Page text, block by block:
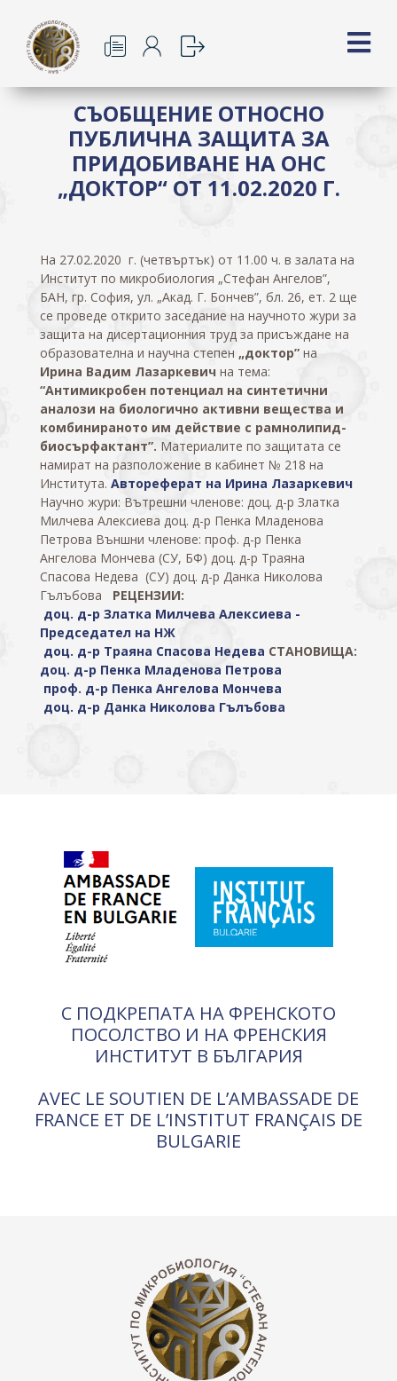
СЪОБЩЕНИЕ ОТНОСНО
ПУБЛИЧНА ЗАЩИТА ЗА
ПРИДОБИВАНЕ НА ОНС
„ДОКТОР“ ОТ 11.02.2020 Г.
На 27.02.2020 г. (четвъртък) от 11.00 ч. в залата на
Институт по микробиология „Стефан Ангелов”,
БАН, гр. София, ул. „Акад. Г. Бончев”, бл. 26, ет. 2 ще
се проведе открито заседание на научното жури за
защита на дисертационния труд за присъждане на
образователна и научна степен „доктор” на
Ирина Вадим Лазаркевич на тема:
“Антимикробен потенциал на синтетични
аналози на биологично активни вещества и
комбинираното им действие с рамнолипид-
биосърфактант”. Материалите по защитата се
намират на разположение в кабинет № 218 на
Института. Автореферат на Ирина Лазаркевич
Научно жури: Вътрешни членове: доц. д-р Златка
Милчева Алексиева доц. д-р Пенка Младенова
Петрова Външни членове: проф. д-р Пенка
Ангелова Мончева (СУ, БФ) доц. д-р Траяна
Спасова Недева (СУ) доц. д-р Данка Николова
Гълъбова РЕЦЕНЗИИ:
доц. д-р Златка Милчева Алексиева -
Председател на НЖ
доц. д-р Траяна Спасова Недева СТАНОВИЩА:
доц. д-р Пенка Младенова Петрова
проф. д-р Пенка Ангелова Мончева
доц. д-р Данка Николова Гълъбова
С ПОДКРЕПАТА НА ФРЕНСКОТО
ПОСОЛСТВО И НА ФРЕНСКИЯ
ИНСТИТУТ В БЪЛГАРИЯ
AVEC LE SOUTIEN DE L’AMBASSADE DE
FRANCE ET DE L’INSTITUT FRANÇAIS DE
BULGARIE